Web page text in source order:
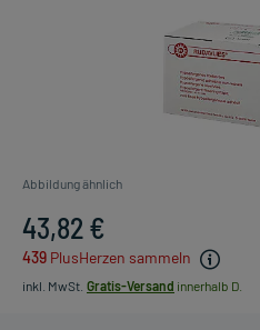
Abbildung ähnlich
43,82 €
439 PlusHerzen sammeln
inkl. MwSt. Gratis-Versand innerhalb D.